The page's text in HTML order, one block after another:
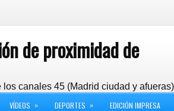
de proximidad de
los canales 45 (Madrid ciudad y
VÍDEOS » DEPORTES » EDICIÓN IMPRESA